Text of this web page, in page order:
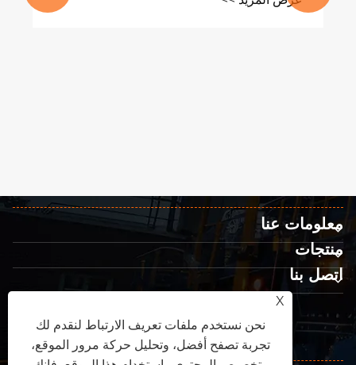
معلومات عنا
منتجات
اتصل بنا
X
نحن نستخدم ملفات تعريف الارتباط لنقدم لك
تجربة تصفح أفضل، وتحليل حركة مرور الموقع،